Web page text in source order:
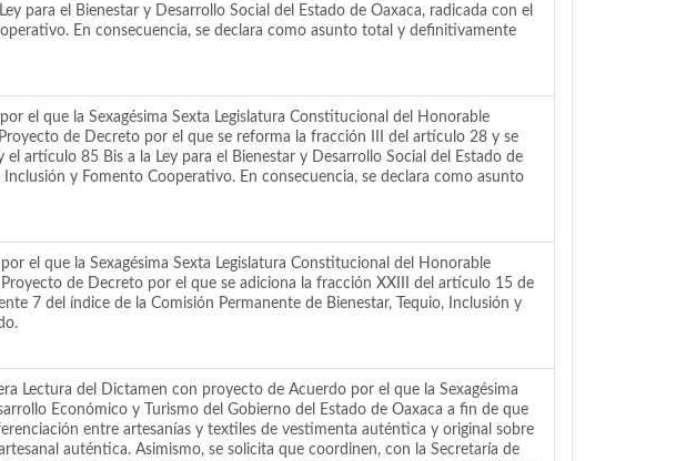
para el Bienestar y Desarrollo Social del Estado de Oaxaca, radicada con el
En consecuencia, se declara como asunto total y definitivamente
el que la Sexagésima Sexta Legislatura Constitucional del Honorable
de Decreto por el que se reforma la fracción III del artículo 28 y se
artículo 85 Bis a la Ley para el Bienestar y Desarrollo Social del Estado de
y Fomento Cooperativo. En consecuencia, se declara como asunto
el que la Sexagésima Sexta Legislatura Constitucional del Honorable
de Decreto por el que se adiciona la fracción XXIII del artículo 15 de
7 del índice de la Comisión Permanente de Bienestar, Tequio, Inclusión y
Lectura del Dictamen con proyecto de Acuerdo por el que la Sexagésima
Económico y Turismo del Gobierno del Estado de Oaxaca a fin de que
entre artesanías y textiles de vestimenta auténtica y original sobre
auténtica. Asimismo, se solicita que coordinen, con la Secretaría de